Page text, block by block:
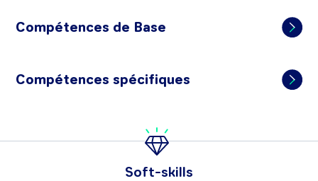
Compétences de Base
Compétences spécifiques
Soft-skills